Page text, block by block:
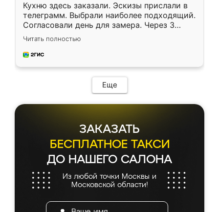
Кухню здесь заказали. Эскизы прислали в
телеграмм. Выбрали наиболее подходящий.
Согласовали день для замера. Через 3
недели кухня была уже готова. Остались
довольны работой. Спасибо Ренессанс
мебель за качественную работу!
Читать полностью
Еще
ЗАКАЗАТЬ
БЕСПЛАТНОЕ ТАКСИ
ДО НАШЕГО САЛОНА
Из любой точки Москвы и
Московской области!